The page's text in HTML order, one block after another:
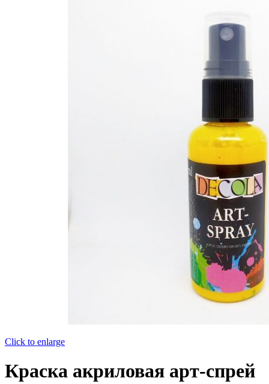
Click to enlarge
Краска акриловая арт-спрей